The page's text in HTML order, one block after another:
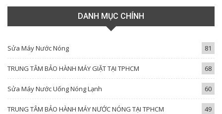
DANH MỤC CHÍNH
Sửa Máy Nước Nóng 81
TRUNG TÂM BẢO HÀNH MÁY GIẶT TẠI TPHCM 68
Sửa Máy Nước Uống Nóng Lạnh 60
TRUNG TÂM BẢO HÀNH MÁY NƯỚC NÓNG TẠI TPHCM 49